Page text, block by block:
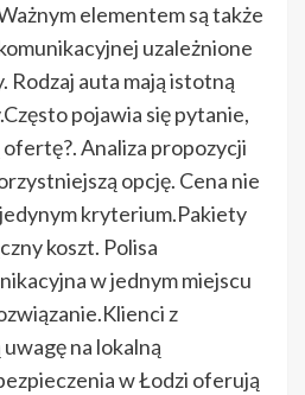
elementem są także
uzależnione
Rodzaj auta mają istotną
pojawia się pytanie,
Analiza propozycji
opcję. Cena nie
kryterium.Pakiety
koszt. Polisa
w jednym miejscu
z
na lokalną
w Łodzi oferują